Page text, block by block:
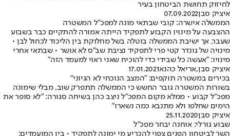
לחיזוק תחושת הביטחון בעיר
איציק סבן07.09.2022
הממשלה אישרה: קובי שבתאי מונה למפכ"ל המשטרה
ההצבעה על מינויו הקבוע לתפקיד הייתה אמורה להתקיים כבר בשבוע
שעבר, אך ישיבת הממשלה בוטלה בשל מחלוקת בין הליכוד לכחול לבן •
מינויה של גונדר קטי פרי לתפקיד נציבת שב"ס לא אושר • שבתאי אחרי
מינויו: "אעשה כל שבידי כדי להוכיח שאני ראוי למעמד הזה"
איציק סבן,אריאל כהנא17.01.2021
בכירים במשטרה תוקפים: "המצב הנוכחי לא הגיוני"
בשורות המשטרה גובר החשש כי הממשלה תתפרק שוב, מבלי שימונה
מפכ"ל קבוע • ממלא מקום המפכ"ל ניצב כהן בשיחה סגורה: "לא סופר את
הימים שחלפו ולא מתנבא כמה נשארו"
איציק סבן25.11.2020
שבוע גורלי: אוחנה יבחר מפכ"ל
השר לביטחון הפנים צפוי להכריע מי ימונה לתפקיד • בין המועמדים: